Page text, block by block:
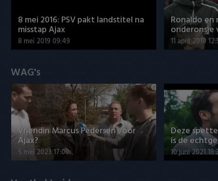
8 mei 2016: PSV pakt landstitel na
misstap Ajax
8 mei 2019 09:49
Ronaldo
onderonsje
11 april 2019
WAG's
Vriendin Marcus Pedersen voor
Ajax?
5 mei 2023 17:00
Deze
is de
10 juni 2021